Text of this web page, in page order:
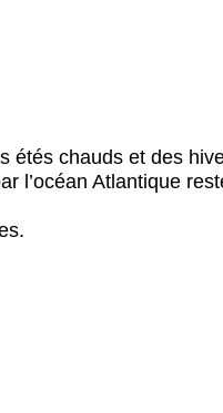
étés chauds et des
l’océan Atlantique